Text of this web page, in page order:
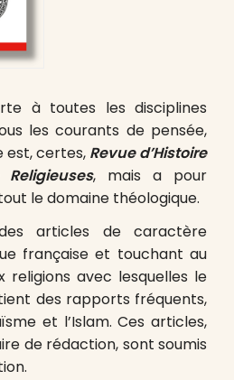
à toutes les disciplines
les courants de pensée,
est, certes, Revue d’Histoire
, mais a pour
le domaine théologique.
articles de caractère
française et touchant au
religions avec lesquelles le
des rapports fréquents,
et l’Islam. Ces articles,
de rédaction, sont soumis